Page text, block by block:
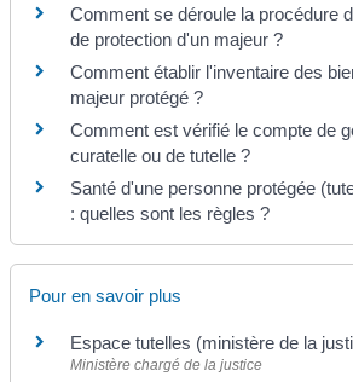
Comment se déroule la procédure
de protection d'un majeur ?
Comment établir l'inventaire des
majeur protégé ?
Comment est vérifié le compte de
curatelle ou de tutelle ?
Santé d'une personne protégée
: quelles sont les règles ?
Pour en savoir plus
Espace tutelles (ministère de la
Ministère chargé de la justice